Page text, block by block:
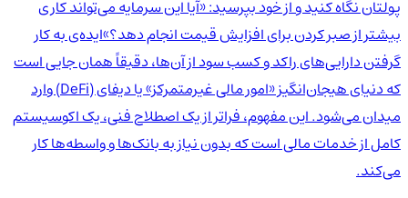
پولتان نگاه کنید و از خود بپرسید: «آیا این سرمایه می‌تواند کاری
بیشتر از صبر کردن برای افزایش قیمت انجام دهد؟»ایده‌ی به کار
گرفتن دارایی‌های راکد و کسب سود از آن‌ها، دقیقاً همان جایی است
که دنیای هیجان‌انگیز «امور مالی غیرمتمرکز» یا دیفای (DeFi) وارد
میدان می‌شود. این مفهوم، فراتر از یک اصطلاح فنی، یک اکوسیستم
کامل از خدمات مالی است که بدون نیاز به بانک‌ها و واسطه‌ها کار
می‌کند.